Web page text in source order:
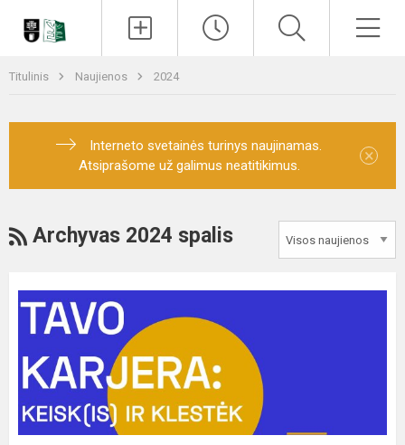
Titulinis Naujienos 2024
Interneto svetainės turinys naujinamas.
Atsiprašome už galimus neatitikimus.
×
RSS
Archyvas 2024 spalis
,,TAVO
KARJERA:
ir
klestėk“